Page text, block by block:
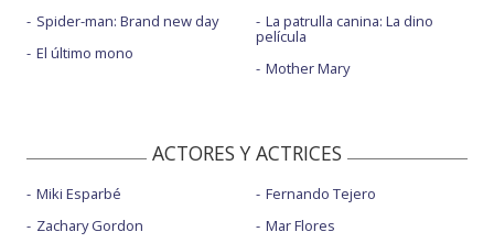
Spider-man: Brand new day
El último mono
La patrulla canina: La dino
película
Mother Mary
ACTORES Y ACTRICES
Miki Esparbé
Zachary Gordon
Fernando Tejero
Mar Flores